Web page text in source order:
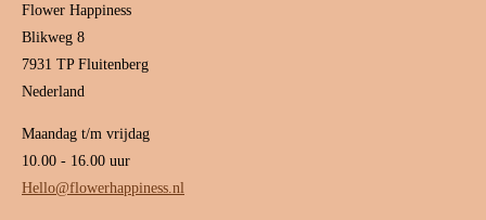
Flower Happiness
Blikweg 8
7931 TP Fluitenberg
Nederland
Maandag t/m vrijdag
10.00 - 16.00 uur
Hello@flowerhappiness.nl